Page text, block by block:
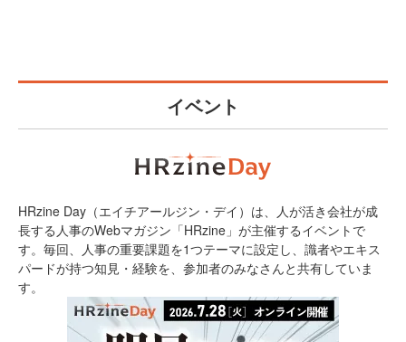
イベント
HRzine Day（エイチアールジン・デイ）は、人が活き会社が成
長する人事のWebマガジン「HRzine」が主催するイベントで
す。毎回、人事の重要課題を1つテーマに設定し、識者やエキス
パードが持つ知見・経験を、参加者のみなさんと共有していま
す。